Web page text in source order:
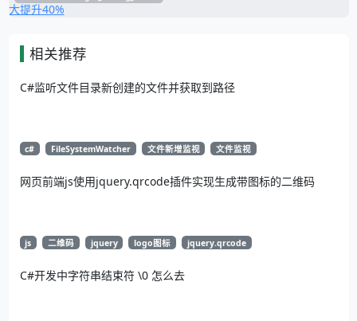
相关推荐
C#监听文件目录新创建的文件并获取到路径
c# FileSystemWatcher 文件新增监视 文件监视
网页前端js使用jquery.qrcode插件实现生成带图标的二维码
js 二维码 jquery logo图标 jquery.qrcode
C#开发中字符串结束符 \0 怎么去